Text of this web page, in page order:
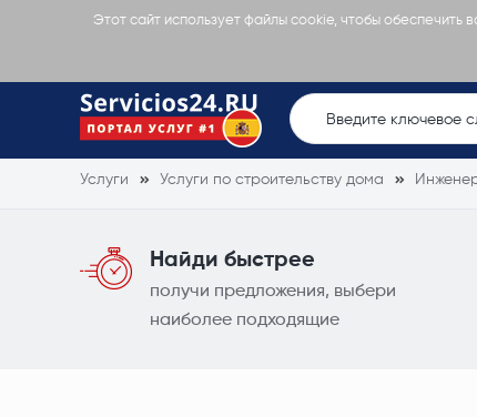
Этот сайт использует файлы cookie, чтобы обеспечить
Услуги Услуги по строительству дома
Найди быстрее
получи предложения, выбери
наиболее подходящие